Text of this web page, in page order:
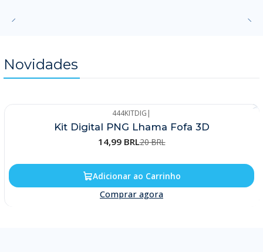
Novidades
444KITDIG |
Kit Digital PNG Lhama Fofa 3D
14,99 BRL20 BRL
Adicionar ao Carrinho
Comprar agora